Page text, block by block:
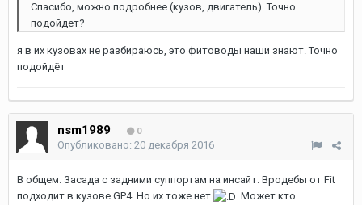
Спасибо, можно подробнее (кузов, двигатель). Точно
подойдет?
я в их кузовах не разбираюсь, это фитоводы наши знают. Точно
подойдёт
nsm1989 0
Опубликовано: 20 декабря 2016
В общем. Засада с задними суппортам на инсайт. Вродебы от Fit
подходит в кузове GP4. Но их тоже нет
. Может кто